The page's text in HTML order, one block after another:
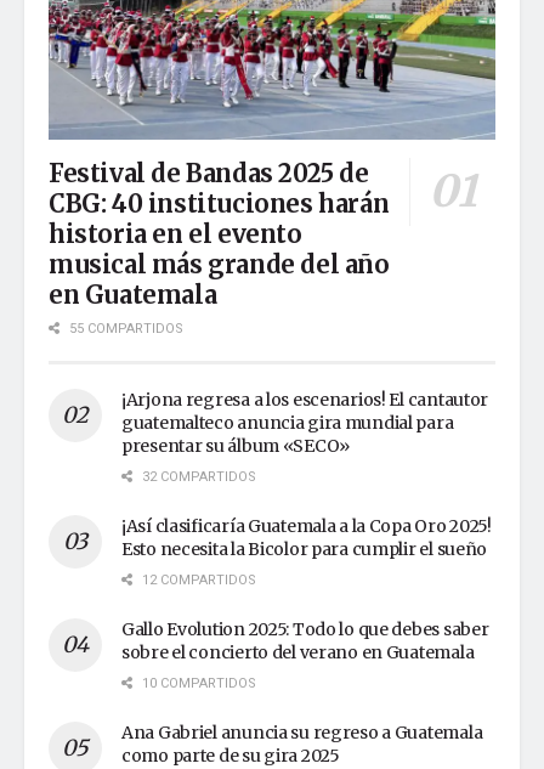
Festival de Bandas 2025 de
CBG: 40 instituciones harán
historia en el evento
musical más grande del año
en Guatemala
55 COMPARTIDOS
¡Arjona regresa a los escenarios! El cantautor
guatemalteco anuncia gira mundial para
presentar su álbum «SECO»
32 COMPARTIDOS
¡Así clasificaría Guatemala a la Copa Oro 2025!
Esto necesita la Bicolor para cumplir el sueño
12 COMPARTIDOS
Gallo Evolution 2025: Todo lo que debes saber
sobre el concierto del verano en Guatemala
10 COMPARTIDOS
Ana Gabriel anuncia su regreso a Guatemala
como parte de su gira 2025